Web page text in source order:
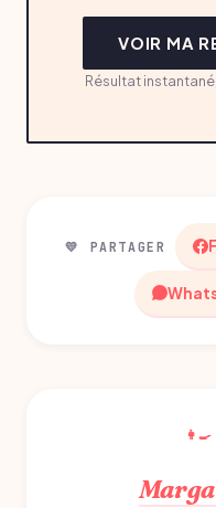
VOIR MA
Résultat
💛 PARTAGER